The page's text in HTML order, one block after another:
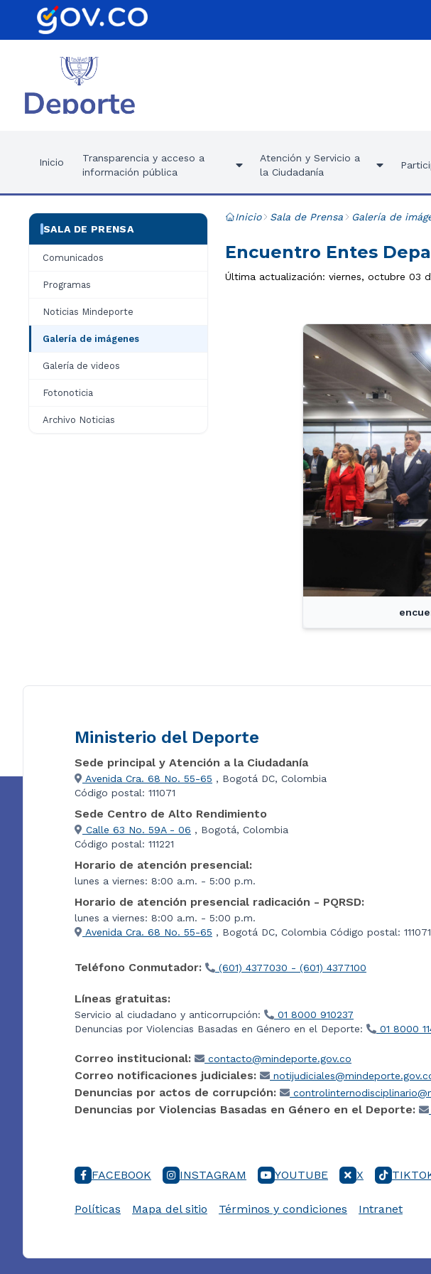
Inicio
Transparencia y acceso a
información pública
Atención y Servicio a
la Ciudadanía
SALA DE PRENSA
Comunicados
Programas
Noticias Mindeporte
Galería de imágenes
Galería de videos
Fotonoticia
Archivo Noticias
Inicio Sala de Prensa Galería de
Encuentro Entes
Última actualización: viernes, octubre 03
Ministerio del Deporte
Sede principal y Atención a la Ciudadanía
Avenida Cra. 68 No. 55-65 , Bogotá DC, Colombia
Código postal: 111071
Sede Centro de Alto Rendimiento
Calle 63 No. 59A - 06 , Bogotá, Colombia
Código postal: 111221
Horario de atención presencial:
lunes a viernes: 8:00 a.m. - 5:00 p.m.
Horario de atención presencial radicación - PQRSD:
lunes a viernes: 8:00 a.m. - 5:00 p.m.
Avenida Cra. 68 No. 55-65 , Bogotá DC, Colombia Código postal: 111071
Teléfono Conmutador: (601) 4377030 - (601) 4377100
Líneas gratuitas:
Servicio al ciudadano y anticorrupción:
01 8000 910237
Denuncias por Violencias Basadas en Género en el Deporte:
01 8000
Correo institucional: contacto@mindeporte.gov.co
Correo notificaciones judiciales:
Denuncias por actos de corrupción:
Denuncias por Violencias Basadas en Género en el Deporte:
FACEBOOK INSTAGRAM YOUTUBE X
Políticas Mapa del sitio Términos y condiciones Intranet